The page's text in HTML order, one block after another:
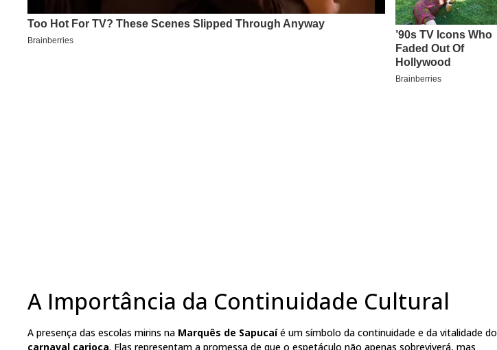
A Importância da Continuidade Cultural
A presença das escolas mirins na Marquês de Sapucaíé um símbolo da continuidade e da vitalidade do
carnaval carioca. Elas representam a promessa de que o espetáculo não apenas sobreviverá, mas